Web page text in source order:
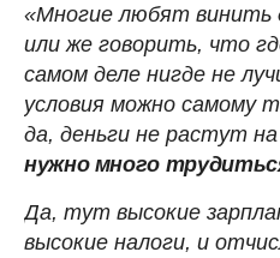
«Многие любят винить
или же говорить, что
самом деле нигде не
условия можно самому
да, деньги не растут
нужно много
Да, тут высокие
высокие налоги, и